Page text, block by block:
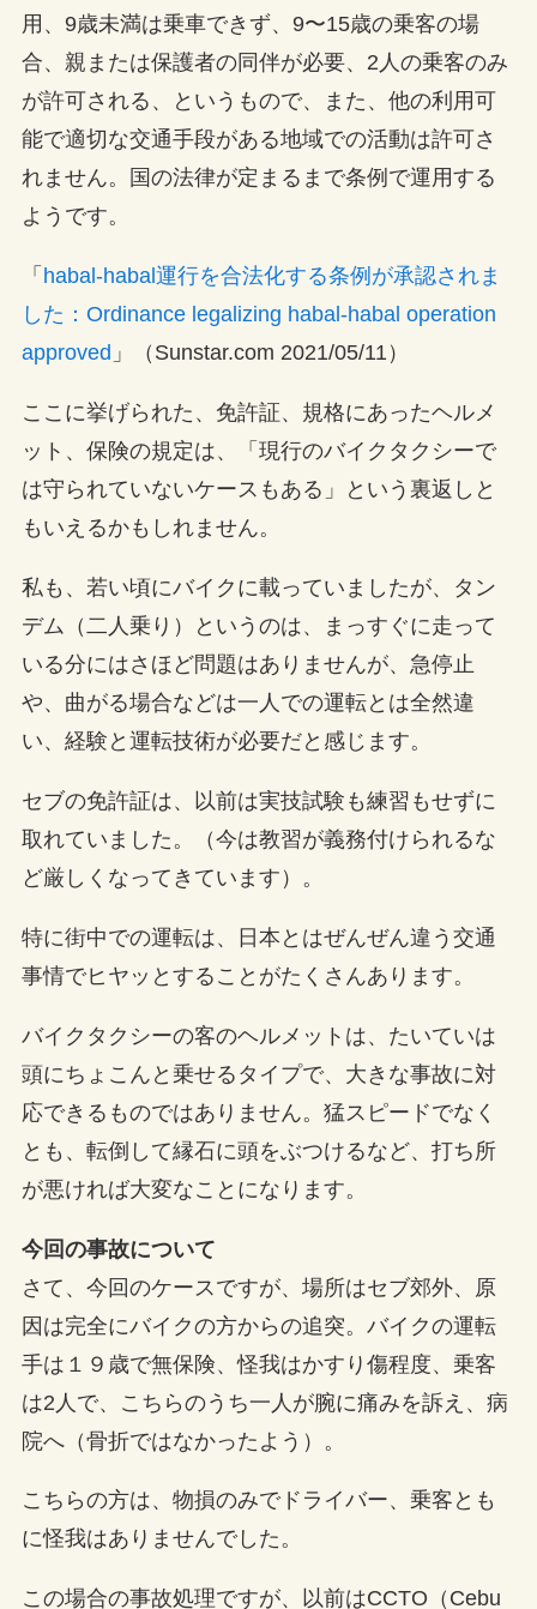
用、9歳未満は乗車できず、9〜15歳の乗客の場
合、親または保護者の同伴が必要、2人の乗客のみ
が許可される、というもので、また、他の利用可
能で適切な交通手段がある地域での活動は許可​​さ
れません。国の法律が定まるまで条例で運用する
ようです。
「 habal-habal運行を合法化する条例が承認されま
した：Ordinance legalizing habal-habal operation
approved 」（Sunstar.com 2021/05/11）
ここに挙げられた、免許証、規格にあったヘルメ
ット、保険の規定は、「現行のバイクタクシーで
は守られていないケースもある」という裏返しと
もいえるかもしれません。
私も、若い頃にバイクに載っていましたが、タン
デム（二人乗り）というのは、まっすぐに走って
いる分にはさほど問題はありませんが、急停止
や、曲がる場合などは一人での運転とは全然違
い、経験と運転技術が必要だと感じます。
セブの免許証は、以前は実技試験も練習もせずに
取れていました。（今は教習が義務付けられるな
ど厳しくなってきています）。
特に街中での運転は、日本とはぜんぜん違う交通
事情でヒヤッとすることがたくさんあります。
バイクタクシーの客のヘルメットは、たいていは
頭にちょこんと乗せるタイプで、大きな事故に対
応できるものではありません。猛スピードでなく
とも、転倒して縁石に頭をぶつけるなど、打ち所
が悪ければ大変なことになります。
今回の事故について
さて、今回のケースですが、場所はセブ郊外、原
因は完全にバイクの方からの追突。バイクの運転
手は１９歳で無保険、怪我はかすり傷程度、乗客
は2人で、こちらのうち一人が腕に痛みを訴え、病
院へ（骨折ではなかったよう）。
こちらの方は、物損のみでドライバー、乗客とも
に怪我はありませんでした。
この場合の事故処理ですが、以前はCCTO（Cebu